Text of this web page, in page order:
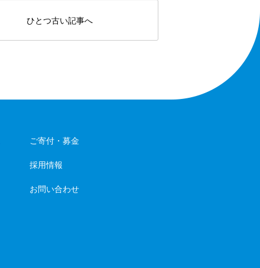
ひとつ古い記事へ
ご寄付・募金
採用情報
お問い合わせ